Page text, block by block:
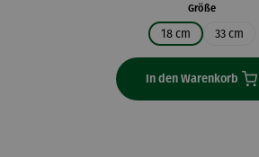
Größeauswählen
18 cm 33 cm
In den Warenkorb